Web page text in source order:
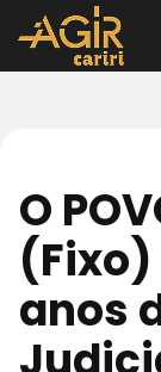
O
(Fixo)
anos